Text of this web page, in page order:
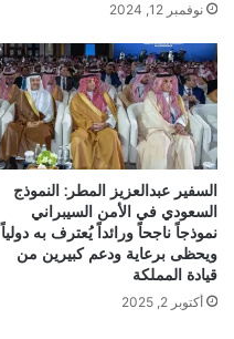
نوفمبر 12, 2024
السفير عبدالعزيز المطر: النموذج
السعودي في الأمن السيبراني
نموذجاً ناجحاً ورائداً يُعترف به دولياً
ويحظى برعاية ودعم كبيرين من
قيادة المملكة
أكتوبر 2, 2025